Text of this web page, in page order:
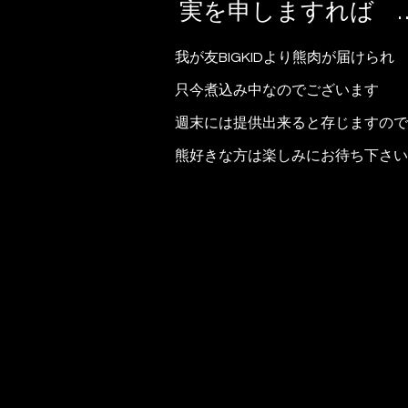
実を申しますれば
我が友BIGKIDより熊肉が届けられ
只今煮込み中なのでございます
週末には提供出来ると存じますので
熊好きな方は楽しみにお待ち下さ